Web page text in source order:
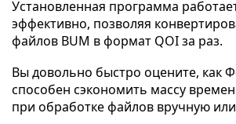
Установленная программа
эффективно, позволяя
файлов BUM в формат QOI за раз.
Вы довольно быстро оцените, как
способен сэкономить массу
при обработке файлов вручную